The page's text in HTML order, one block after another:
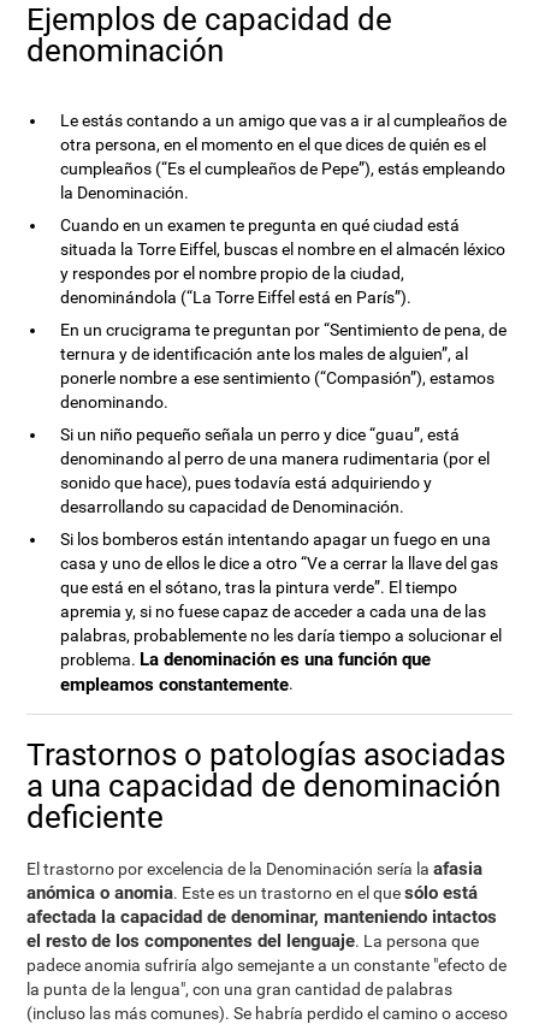
Ejemplos de capacidad de
denominación
Le estás contando a un amigo que vas a ir al cumpleaños de
otra persona, en el momento en el que dices de quién es el
cumpleaños (“Es el cumpleaños de Pepe”), estás empleando
la Denominación.
Cuando en un examen te pregunta en qué ciudad está
situada la Torre Eiffel, buscas el nombre en el almacén léxico
y respondes por el nombre propio de la ciudad,
denominándola (“La Torre Eiffel está en París”).
En un crucigrama te preguntan por “Sentimiento de pena, de
ternura y de identificación ante los males de alguien”, al
ponerle nombre a ese sentimiento (“Compasión”), estamos
denominando.
Si un niño pequeño señala un perro y dice “guau”, está
denominando al perro de una manera rudimentaria (por el
sonido que hace), pues todavía está adquiriendo y
desarrollando su capacidad de Denominación.
Si los bomberos están intentando apagar un fuego en una
casa y uno de ellos le dice a otro “Ve a cerrar la llave del gas
que está en el sótano, tras la pintura verde”. El tiempo
apremia y, si no fuese capaz de acceder a cada una de las
palabras, probablemente no les daría tiempo a solucionar el
problema. La denominación es una función que
empleamos constantemente.
Trastornos o patologías asociadas
a una capacidad de denominación
deficiente
El trastorno por excelencia de la Denominación sería laafasia
anómica o anomia. Este es un trastorno en el quesólo está
afectada la capacidad de denominar, manteniendo intactos
el resto de los componentes del lenguaje. La persona que
padece anomia sufriría algo semejante a un constante "efecto de
la punta de la lengua", con una gran cantidad de palabras
(incluso las más comunes). Se habría perdido el camino o acceso